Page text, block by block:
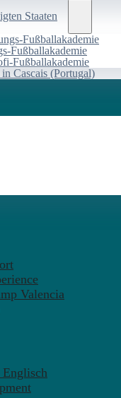
Staaten
Fußballakademie
Fußballakademie
Fußballakademie
Cascais (Portugal)
Valencia